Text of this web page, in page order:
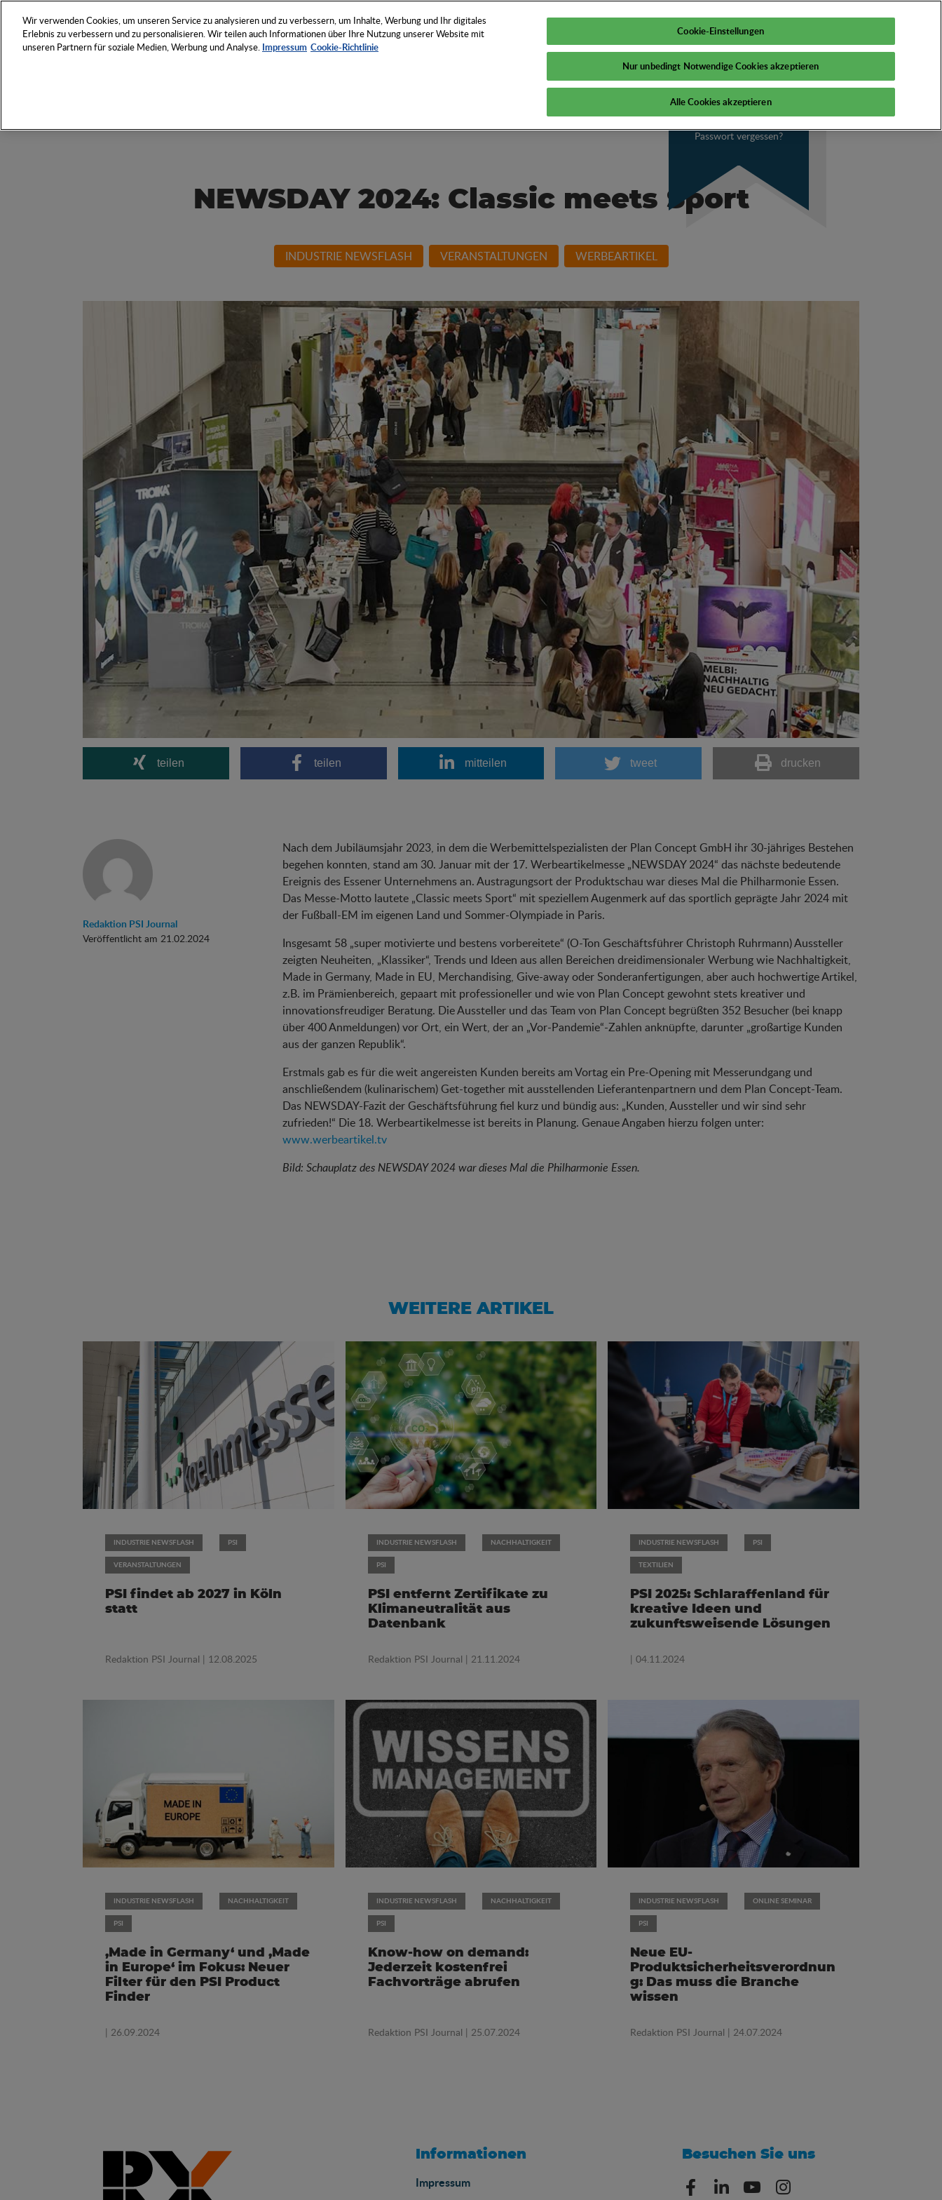
NETZWERK VERANSTALTUNGEN TOOLS NEWS KNOW-HOW FAQS DE
Passwort vergessen?
Mein PSI
NEWSDAY 2024: Classic meets Sport
INDUSTRIE NEWSFLASH VERANSTALTUNGEN WERBEARTIKEL
teilen teilen mitteilen tweet drucken
Redaktion PSI Journal
Veröffentlicht am 21.02.2024
Nach dem Jubiläumsjahr 2023, in dem die Werbemittelspezialisten der Plan Concept GmbH ihr 30-jähriges Bestehen
begehen konnten, stand am 30. Januar mit der 17. Werbeartikelmesse „NEWSDAY 2024“ das nächste bedeutende
Ereignis des Essener Unternehmens an. Austragungsort der Produktschau war dieses Mal die Philharmonie Essen.
Das Messe-Motto lautete „Classic meets Sport“ mit speziellem Augenmerk auf das sportlich geprägte Jahr 2024 mit
der Fußball-EM im eigenen Land und Sommer-Olympiade in Paris.
Insgesamt 58 „super motivierte und bestens vorbereitete“ (O-Ton Geschäftsführer Christoph Ruhrmann) Aussteller
zeigten Neuheiten, „Klassiker“, Trends und Ideen aus allen Bereichen dreidimensionaler Werbung wie Nachhaltigkeit,
Made in Germany, Made in EU, Merchandising, Give-away oder Sonderanfertigungen, aber auch hochwertige Artikel,
z.B. im Prämienbereich, gepaart mit professioneller und wie von Plan Concept gewohnt stets kreativer und
innovationsfreudiger Beratung. Die Aussteller und das Team von Plan Concept begrüßten 352 Besucher (bei knapp
über 400 Anmeldungen) vor Ort, ein Wert, der an „Vor-Pandemie“-Zahlen anknüpfte, darunter „großartige Kunden
aus der ganzen Republik“.
Erstmals gab es für die weit angereisten Kunden bereits am Vortag ein Pre-Opening mit Messerundgang und
anschließendem (kulinarischem) Get-together mit ausstellenden Lieferantenpartnern und dem Plan Concept-Team.
Das NEWSDAY-Fazit der Geschäftsführung fiel kurz und bündig aus: „Kunden, Aussteller und wir sind sehr
zufrieden!“ Die 18. Werbeartikelmesse ist bereits in Planung. Genaue Angaben hierzu folgen unter:
www.werbeartikel.tv
Bild: Schauplatz des NEWSDAY 2024 war dieses Mal die Philharmonie Essen.
WEITERE ARTIKEL
INDUSTRIE NEWSFLASH PSI
VERANSTALTUNGEN
PSI findet ab 2027 in Köln
statt
Redaktion PSI Journal | 12.08.2025
INDUSTRIE NEWSFLASH NACHHALTIGKEIT
PSI
PSI entfernt Zertifikate zu
Klimaneutralität aus
Datenbank
Redaktion PSI Journal | 21.11.2024
INDUSTRIE NEWSFLASH PSI
TEXTILIEN
PSI 2025: Schlaraffenland für
kreative Ideen und
zukunftsweisende Lösungen
| 04.11.2024
INDUSTRIE NEWSFLASH NACHHALTIGKEIT
PSI
‚Made in Germany‘ und ‚Made
in Europe‘ im Fokus: Neuer
Filter für den PSI Product
Finder
| 26.09.2024
INDUSTRIE NEWSFLASH NACHHALTIGKEIT
PSI
Know-how on demand:
Jederzeit kostenfrei
Fachvorträge abrufen
Redaktion PSI Journal | 25.07.2024
INDUSTRIE NEWSFLASH ONLINE SEMINAR
PSI
Neue EU-
Produktsicherheitsverordnun
g: Das muss die Branche
wissen
Redaktion PSI Journal | 24.07.2024
Informationen
Impressum
Besuchen Sie uns
Wir verwenden Cookies, um unseren Service zu analysieren und zu verbessern, um Inhalte, Werbung und Ihr digitales
Erlebnis zu verbessern und zu personalisieren. Wir teilen auch Informationen über Ihre Nutzung unserer Website mit
unseren Partnern für soziale Medien, Werbung und Analyse. Impressum Cookie-Richtlinie
Cookie-Einstellungen
Nur unbedingt Notwendige Cookies akzeptieren
Alle Cookies akzeptieren